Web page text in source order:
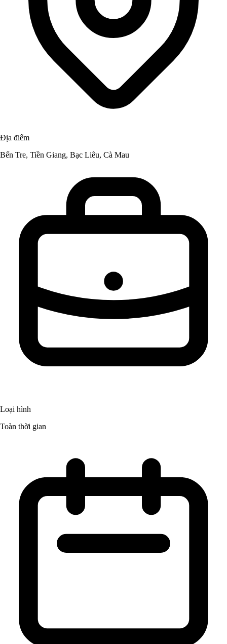
Địa điểm
Bến Tre, Tiền Giang, Bạc Liêu, Cà Mau
Loại hình
Toàn thời gian